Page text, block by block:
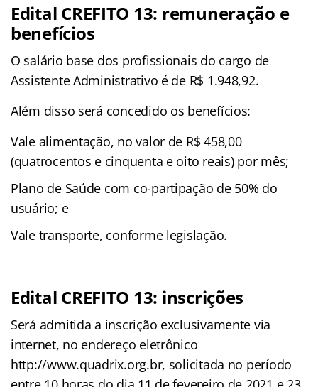
Edital CREFITO 13: remuneração e
benefícios
O salário base dos profissionais do cargo de
Assistente Administrativo é de R$ 1.948,92.
Além disso será concedido os benefícios:
Vale alimentação, no valor de R$ 458,00
(quatrocentos e cinquenta e oito reais) por mês;
Plano de Saúde com co-partipação de 50% do
usuário; e
Vale transporte, conforme legislação.
Edital CREFITO 13: inscrições
Será admitida a inscrição exclusivamente via
internet, no endereço eletrônico
http://www.quadrix.org.br, solicitada no período